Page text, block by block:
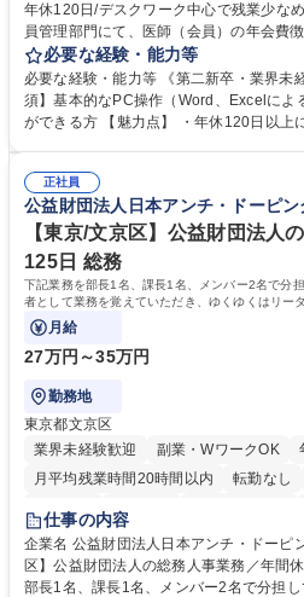
年休120日/デスクワーク中心で残業少なめ 仕事の内容 日本内科学会の
員管理部門にて、医師（会員）の年会費
テム入力、電話・FAX対応をお任せしま
営事務局業務などにも幅広く携わっていただきます。 【
入力業務】 ・医師（会員）の住所変更、
・年会費の徴収管理や入金データの照合
年休120日/デスクワーク中心で残業少なめ
必要な経験・能力等
必要な経験・能力等 《第二新卒・業界未
須】基本的なPC操作（Word、Excelによ
ができる方 【魅力点】 ・年休120日以上に加え、9時～17時の「実働7時
整、資料作成、当日の運営サポート 学歴・資格 学歴：大学院 大学 語学
力： 資格：
正社員
公益財団法人日本アンチ・ドーピン
【東京/文京区】公益財団法人
125日 総務
下記業務を部長1名、課長1名、メンバー2名で分
者として業務を覚えていただき、ゆくゆくはリー
躍いただくことを期待しています。
月給
27万円～35万円
勤務地
東京都文京区
業界未経験歓迎
副業・WワークOK
月平均残業時間20時間以内
転勤なし
賞与あり
育休あり
食事補助あり
仕事の内容
企業名 公益財団法人日本アンチ・ドーピング機構 求人名
区】公益財団法人の総務人事業務／年間休日125日 仕事の内
部長1名、課長1名、メンバー2名で分担